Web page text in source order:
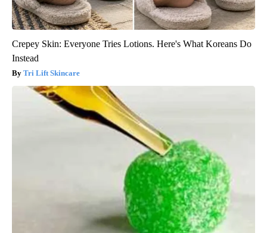
Crepey Skin: Everyone Tries Lotions. Here's What Koreans Do
Instead
Tri Lift Skincare